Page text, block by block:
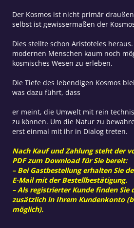
Der Kosmos ist nicht primär
selbst ist gewissermaßen der
Dies stellte schon Aristoteles
modernen Menschen kaum noch
kosmisches Wesen zu erleben.
Die Tiefe des lebendigen Kosmos
was dazu führt, dass
er meint, die Umwelt mit rein
zu können. Um die Natur zu
erst einmal mit ihr in Dialog treten.
Nach Kauf und Zahlung steht der
PDF zum Download für Sie bereit:
– Bei Gastbestellung erhalten Sie
E-Mail mit der Bestellbestätigung.
– Als registrierter Kunde finden Sie
zusätzlich in Ihrem Kundenkonto
möglich).